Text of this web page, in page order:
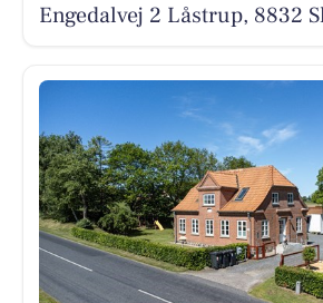
Engedalvej 2 Låstrup, 8832